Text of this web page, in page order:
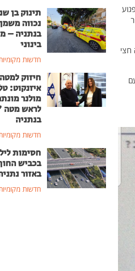
חצי
תינוק בן
נכווה
בנתניה –
בינוני
חדשות
חיזוק למטה
איזנקוט:
מולנר
לראש
בנתניה
חדשות
חסימות
בכביש
באזור
חדשות